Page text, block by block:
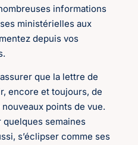
informations
ministérielles aux
depuis vos
que la lettre de
encore et toujours, de
points de vue.
quelques semaines
s’éclipser comme ses